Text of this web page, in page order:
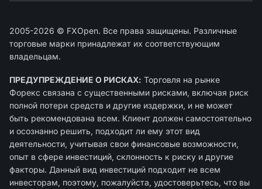
2005-2026 © FXOpen. Все права защищены. Различные
торговые марки принадлежат их соответствующим
владельцам.
ПРЕДУПРЕЖДЕНИЕ О РИСКАХ: Торговля на рынке
Форекс связана с существенными рисками, включая риск
полной потери средств и другие издержки, и не может
быть рекомендована всем. Клиент должен самостоятельно
и осознанно решить, подходит ли ему этот вид
деятельности, учитывая свои финансовые возможности,
опыт в сфере инвестиций, склонность к риску и другие
факторы. Данный вид инвестиций подходит не всем
инвесторам, поэтому, пожалуйста, удостоверьтесь, что вы